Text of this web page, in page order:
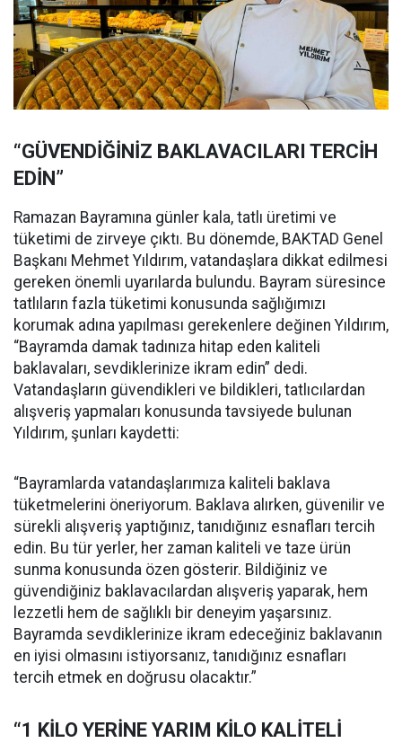
“GÜVENDİĞİNİZ BAKLAVACILARI TERCİH
EDİN”
Ramazan Bayramına günler kala, tatlı üretimi ve
tüketimi de zirveye çıktı. Bu dönemde, BAKTAD Genel
Başkanı Mehmet Yıldırım, vatandaşlara dikkat edilmesi
gereken önemli uyarılarda bulundu. Bayram süresince
tatlıların fazla tüketimi konusunda sağlığımızı
korumak adına yapılması gerekenlere değinen Yıldırım,
“Bayramda damak tadınıza hitap eden kaliteli
baklavaları, sevdiklerinize ikram edin” dedi.
Vatandaşların güvendikleri ve bildikleri, tatlıcılardan
alışveriş yapmaları konusunda tavsiyede bulunan
Yıldırım, şunları kaydetti:
“Bayramlarda vatandaşlarımıza kaliteli baklava
tüketmelerini öneriyorum. Baklava alırken, güvenilir ve
sürekli alışveriş yaptığınız, tanıdığınız esnafları tercih
edin. Bu tür yerler, her zaman kaliteli ve taze ürün
sunma konusunda özen gösterir. Bildiğiniz ve
güvendiğiniz baklavacılardan alışveriş yaparak, hem
lezzetli hem de sağlıklı bir deneyim yaşarsınız.
Bayramda sevdiklerinize ikram edeceğiniz baklavanın
en iyisi olmasını istiyorsanız, tanıdığınız esnafları
tercih etmek en doğrusu olacaktır.”
“1 KİLO YERİNE YARIM KİLO KALİTELİ